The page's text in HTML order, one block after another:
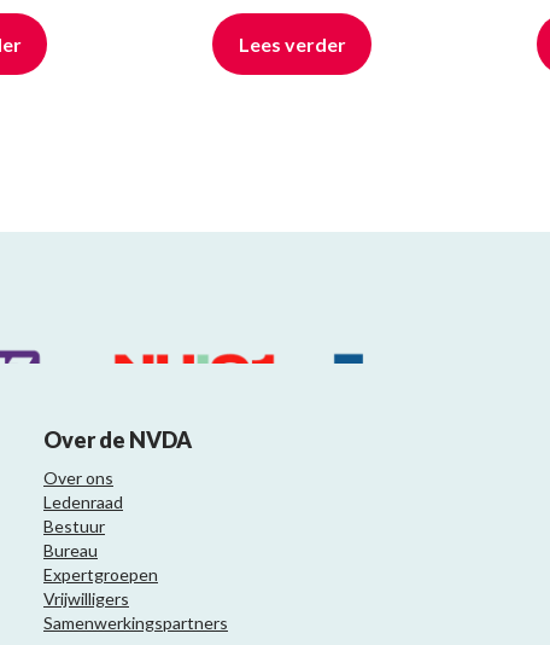
Lees verder
Over de NVDA
Over ons
Ledenraad
Bestuur
Bureau
Expertgroepen
Vrijwilligers
Samenwerkingspartners